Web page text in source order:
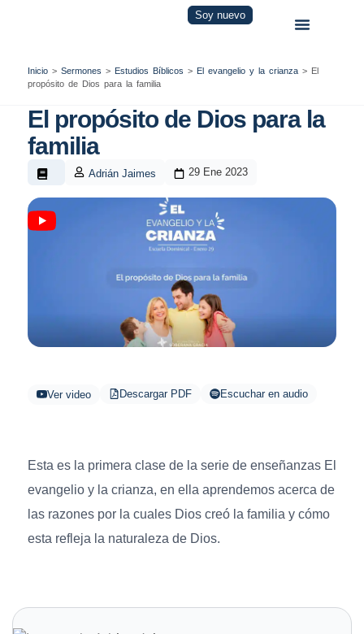
Soy nuevo
Inicio> Sermones > Estudios Bíblicos > El evangelio y la crianza> El
propósito de Dios para la familia
El propósito de Dios para la
familia
Adrián Jaimes 29 Ene 2023
Ver video Descargar PDF Escuchar en audio
Esta es la primera clase de la serie de enseñanzas El
evangelio y la crianza, en ella aprendemos acerca de
las razones por la cuales Dios creó la familia y cómo
esta refleja la naturaleza de Dios.